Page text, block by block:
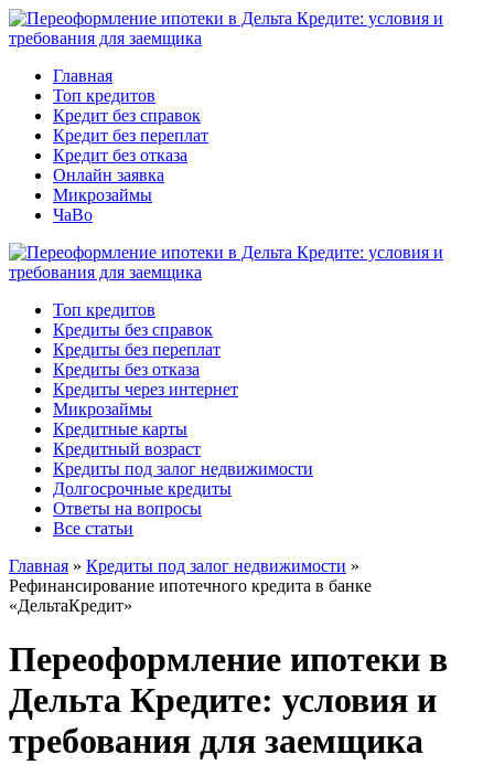
Главная
Топ кредитов
Кредит без справок
Кредит без переплат
Кредит без отказа
Онлайн заявка
Микрозаймы
ЧаВо
Топ кредитов
Кредиты без справок
Кредиты без переплат
Кредиты без отказа
Кредиты через интернет
Микрозаймы
Кредитные карты
Кредитный возраст
Кредиты под залог недвижимости
Долгосрочные кредиты
Ответы на вопросы
Все статьи
Главная » Кредиты под залог недвижимости »
Рефинансирование ипотечного кредита в банке
«ДельтаКредит»
Переоформление ипотеки в
Дельта Кредите: условия и
требования для заемщика